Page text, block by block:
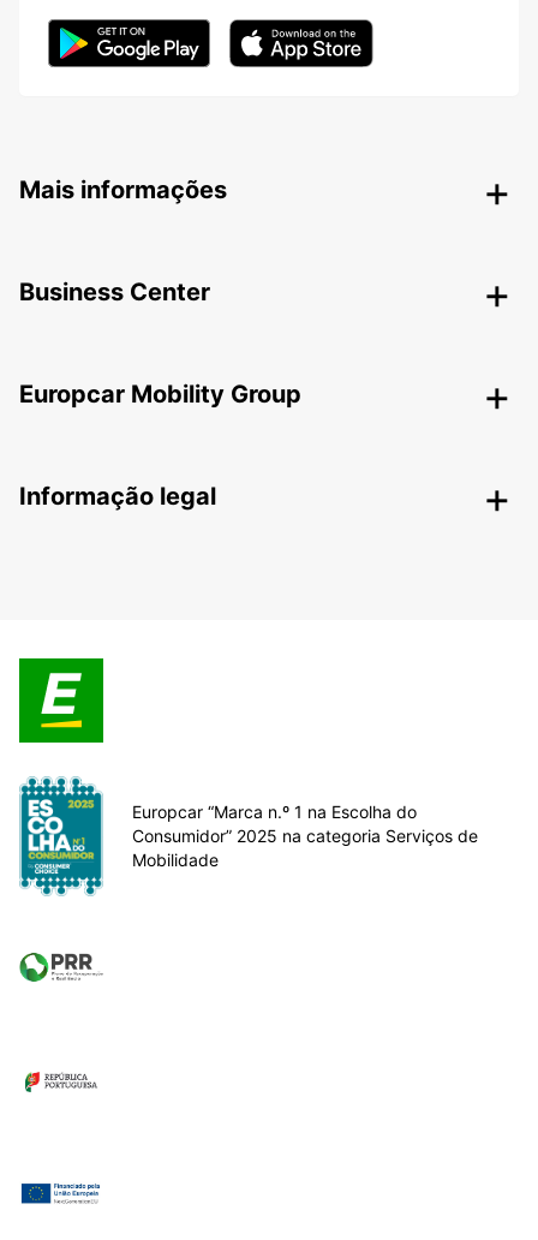
Mais informações
Business Center
Europcar Mobility Group
Informação legal
Europcar “Marca n.º 1 na Escolha do
Consumidor” 2025 na categoria Serviços de
Mobilidade